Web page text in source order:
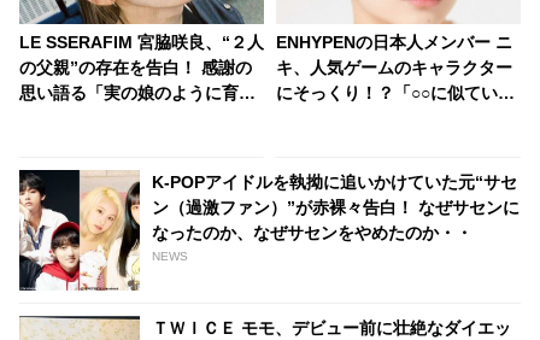
LE SSERAFIM 宮脇咲良、“２人
の父親”の存在を告白！ 感謝の
思い語る「実の娘のように育て
にも臆せず堂々とした姿を見せ
る彼女に称賛の声
ENHYPENの日本人メンバー ニ
キ、人気ゲームのキャラクター
にそっくり！？「○○に似ている
な見た目にファン大爆笑「客観
的な視点で自分を見てるねｗ
ｗ」
K-POPアイドルを執拗に追いかけていた元“サセ
ン（過激ファン）”が赤裸々告白！ なぜサセンに
なったのか、なぜサセンをやめたのか・・
NEWS
ＴＷＩＣＥ モモ、デビュー前に壮絶なダイエッ